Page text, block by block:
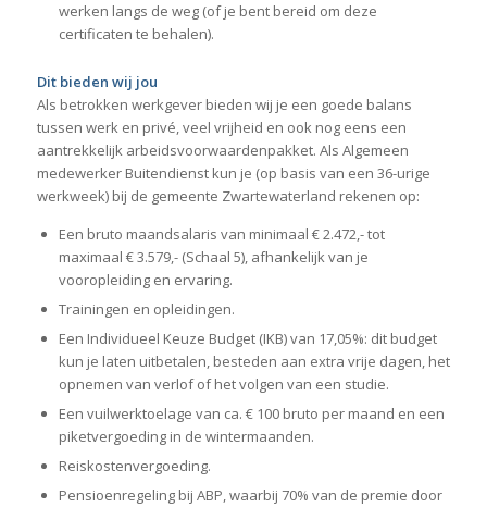
werken langs de weg (of je bent bereid om deze
certificaten te behalen).
Dit bieden wij jou
Als betrokken werkgever bieden wij je een goede balans
tussen werk en privé, veel vrijheid en ook nog eens een
aantrekkelijk arbeidsvoorwaardenpakket. Als Algemeen
medewerker Buitendienst kun je (op basis van een 36-urige
werkweek) bij de gemeente Zwartewaterland rekenen op:
Een bruto maandsalaris van minimaal € 2.472,- tot
maximaal € 3.579,- (Schaal 5), afhankelijk van je
vooropleiding en ervaring.
Trainingen en opleidingen.
Een Individueel Keuze Budget (IKB) van 17,05%: dit budget
kun je laten uitbetalen, besteden aan extra vrije dagen, het
opnemen van verlof of het volgen van een studie.
Een vuilwerktoelage van ca. € 100 bruto per maand en een
piketvergoeding in de wintermaanden.
Reiskostenvergoeding.
Pensioenregeling bij ABP, waarbij 70% van de premie door